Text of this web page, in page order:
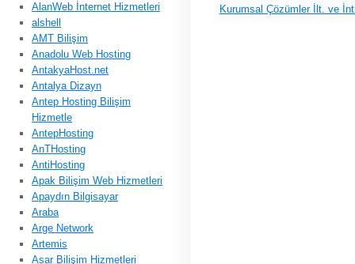
Kurumsal Çözümler İlt. ve
AlanWeb İnternet Hizmetleri
alshell
AMT Bilişim
Anadolu Web Hosting
AntakyaHost.net
Antalya Dizayn
Antep Hosting Bilişim
Hizmetle
AntepHosting
AnTHosting
AntiHosting
Apak Bilişim Web Hizmetleri
Apaydın Bilgisayar
Araba
Arge Network
Artemis
Asar Bilişim Hizmetleri